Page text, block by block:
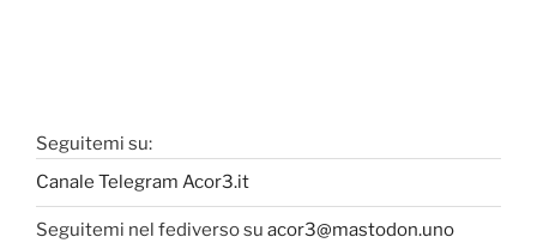
Seguitemi su:
Canale Telegram Acor3.it
Seguitemi nel fediverso su acor3@mastodon.uno